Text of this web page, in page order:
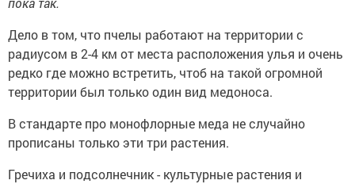
Дело в том, что пчелы работают на территории с
радиусом в 2-4 км от места расположения улья и очень
редко где можно встретить, чтоб на такой огромной
территории был только один вид медоноса.
В стандарте про монофлорные меда не случайно
прописаны только эти три растения.
Гречиха и подсолнечник - культурные растения и